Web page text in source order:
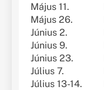
Május 11.
Május 26.
Június 2.
Június 9.
Június 23.
Július 7.
Július 13-14.